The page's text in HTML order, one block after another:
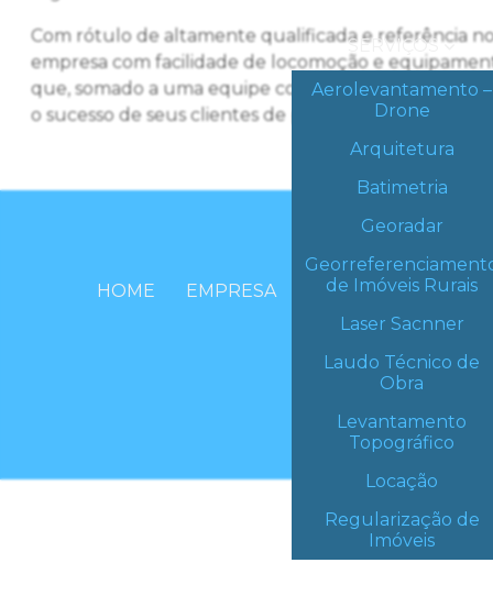
HOME EMPRESA
SERVIÇOS
Aerolevantamento –
Drone
Arquitetura
Batimetria
Georadar
de Imóveis Rurais
Laser Sacnner
Laudo Técnico de
Obra
Levantamento
Topográfico
Locação
Regularização de
Imóveis
Com rótulo de altamente qualificada e referência
empresa com facilidade de locomoção e
que, somado a uma equipe com profissionais
o sucesso de seus clientes de ponta à ponta.
Clique